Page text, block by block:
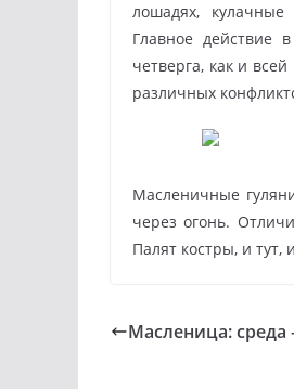
лошадях,
Главное действие
четверга, как и
различных
Масленичные
через огонь.
Палят костры, и
Масленица: